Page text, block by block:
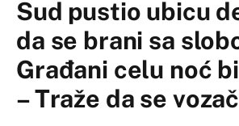
Sud pustio ubicu
da se brani sa
Građani celu noć
– Traže da se